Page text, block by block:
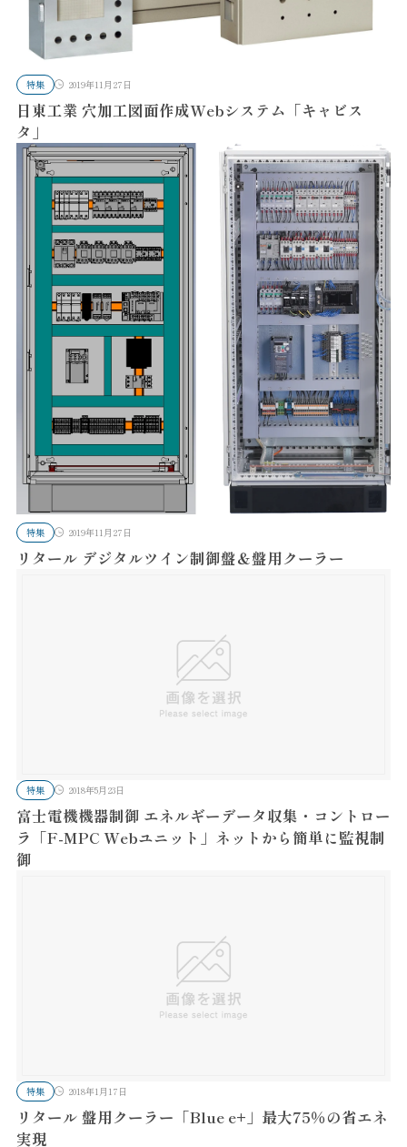
特集 2019年11月27日
日東工業 穴加工図面作成Webシステム「キャビス
タ」
特集 2019年11月27日
リタール デジタルツイン制御盤＆盤用クーラー
特集 2018年5月23日
富士電機機器制御 エネルギーデータ収集・コントロー
ラ「F-MPC Webユニット」ネットから簡単に監視制
御
特集 2018年1月17日
リタール 盤用クーラー「Blue e+」最大75％の省エネ
実現